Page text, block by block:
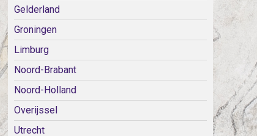
Gelderland
Groningen
Limburg
Noord-Brabant
Noord-Holland
Overijssel
Utrecht